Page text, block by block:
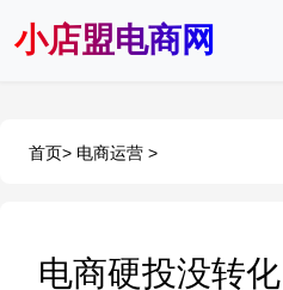
小店盟电商网
首页> 电商运营 >
电商硬投没转